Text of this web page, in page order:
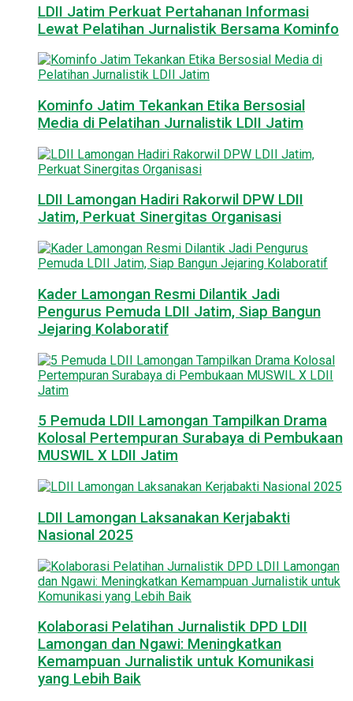
LDII Jatim Perkuat Pertahanan Informasi
Lewat Pelatihan Jurnalistik Bersama Kominfo
Kominfo Jatim Tekankan Etika Bersosial
Media di Pelatihan Jurnalistik LDII Jatim
LDII Lamongan Hadiri Rakorwil DPW LDII
Jatim, Perkuat Sinergitas Organisasi
Kader Lamongan Resmi Dilantik Jadi
Pengurus Pemuda LDII Jatim, Siap Bangun
Jejaring Kolaboratif
5 Pemuda LDII Lamongan Tampilkan Drama
Kolosal Pertempuran Surabaya di Pembukaan
MUSWIL X LDII Jatim
LDII Lamongan Laksanakan Kerjabakti
Nasional 2025
Kolaborasi Pelatihan Jurnalistik DPD LDII
Lamongan dan Ngawi: Meningkatkan
Kemampuan Jurnalistik untuk Komunikasi
yang Lebih Baik